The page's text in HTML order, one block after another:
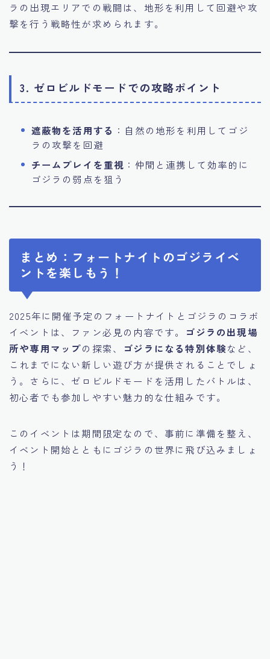
ラの出現エリアでの戦闘は、地形を利用して回避や攻
撃を行う戦略性が求められます。
3. ゼロビルドモードでの攻略ポイント
遮蔽物を活用する ：自然の地形を利用してゴジ
ラの攻撃を回避
チームプレイを重視 ：仲間と連携して効率的に
ゴジラの弱点を狙う
まとめ：フォートナイトのゴジライベ
ントを楽しもう！
2025年に開催予定のフォートナイトとゴジラのコラボ
イベントは、ファン必見の内容です。
ゴジラの出現場
所や専用マップの探索、 ゴジラになる特別体験など、
これまでにない新しい遊び方が提供されることでしょ
う。さらに、ゼロビルドモードを活用したバトルは、
初心者でも参加しやすい魅力的な仕組みです。
このイベントは期間限定なので、事前に準備を整え、
イベント開始とともにゴジラの世界に飛び込みましょ
う！